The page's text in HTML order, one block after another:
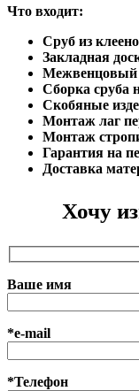
Что входит:
Сруб из
Закладная
Межвенцовый
Сборка сруба
Скобяные
Монтаж лаг
Монтаж
Гарантия на
Доставка
Хочу
Ваше имя
*e-mail
*Телефон